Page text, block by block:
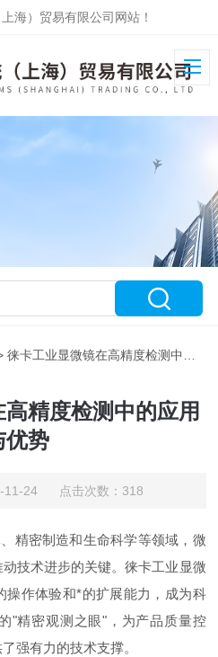
海）贸易有限公司网站！
徕卡工业显微镜在高精度检测中的应用与优势
精度检测中的应用
优势
11-24 点击次数：318
密制造和生命科学等领域，微
技术进步的关键。徕卡工业显微
操作体验和*的扩展能力，成为科
"精密观测之眼"，为产品质量控
强有力的技术支撑。